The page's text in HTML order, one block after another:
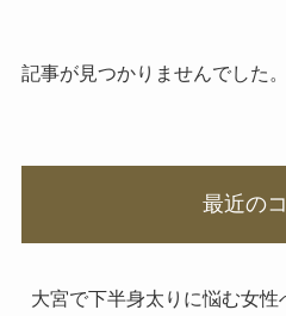
記事が見つかりませんでした。
最近の
大宮で下半身太りに悩む女